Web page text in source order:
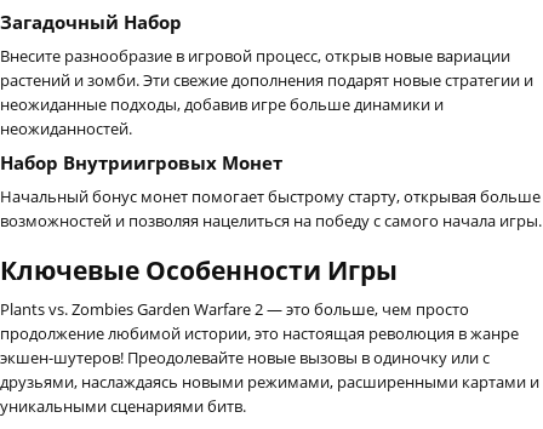
Загадочный Набор
Внесите разнообразие в игровой процесс, открыв новые вариации
растений и зомби. Эти свежие дополнения подарят новые стратегии и
неожиданные подходы, добавив игре больше динамики и
неожиданностей.
Набор Внутриигровых Монет
Начальный бонус монет помогает быстрому старту, открывая больше
возможностей и позволяя нацелиться на победу с самого начала игры.
Ключевые Особенности Игры
Plants vs. Zombies Garden Warfare 2 — это больше, чем просто
продолжение любимой истории, это настоящая революция в жанре
экшен-шутеров! Преодолевайте новые вызовы в одиночку или с
друзьями, наслаждаясь новыми режимами, расширенными картами и
уникальными сценариями битв.